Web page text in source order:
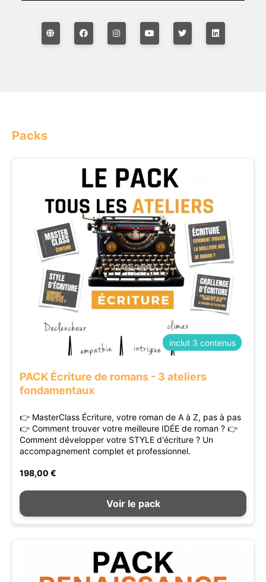
Packs
inclut 3 contenus
PACK Écriture de romans - 3 ateliers
fondamentaux
👉 MasterClass Écriture, votre roman de A à Z, pas à pas
👉 Comment trouver votre meilleure IDÉE de roman ? 👉
Comment développer votre STYLE d'écriture ? Un
accompagnement complet et professionnel.
198,00 €
Voir le pack